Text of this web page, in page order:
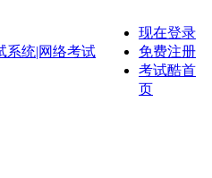
现在登录
免费注册
考试酷首
页